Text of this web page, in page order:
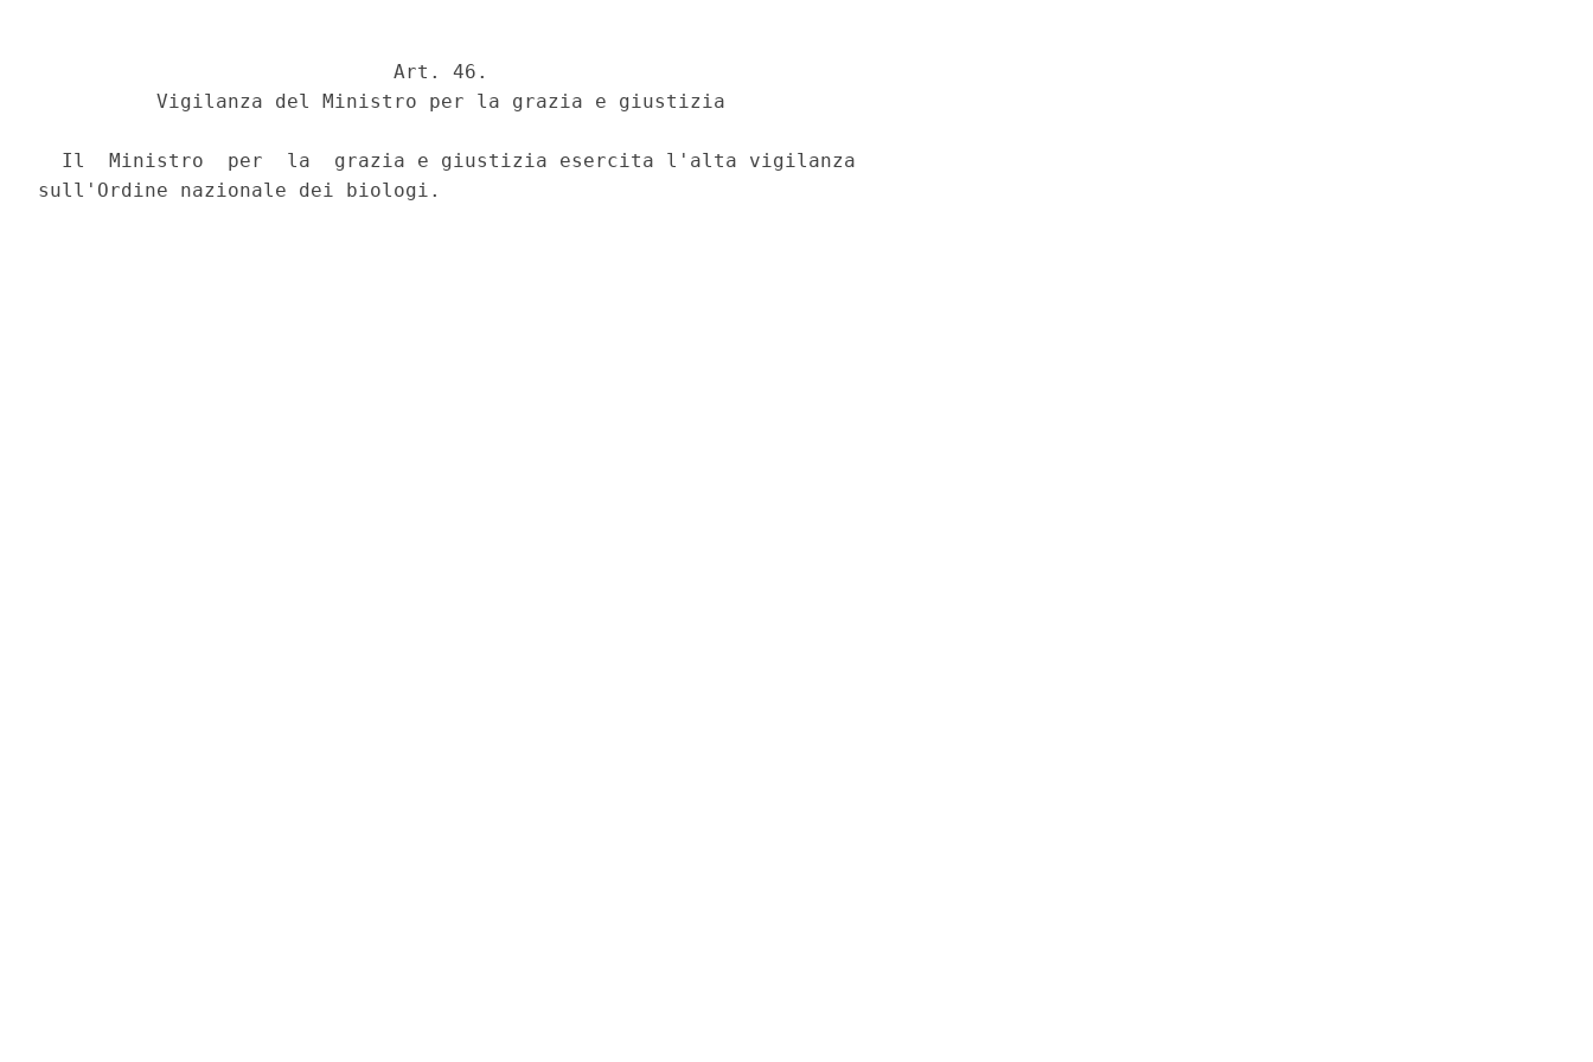
                              Art. 46.
          Vigilanza del Ministro per la grazia e giustizia
  Il  Ministro  per  la  grazia e giustizia esercita l'alta vigilanza